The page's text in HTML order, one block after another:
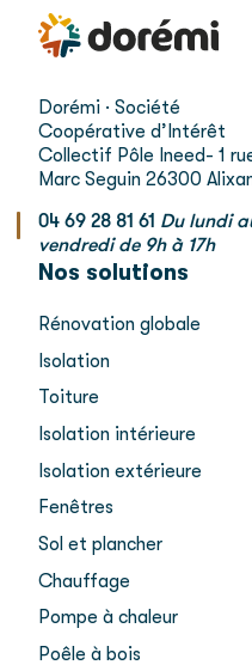
Dorémi · Société
Coopérative d’Intérêt
Collectif Pôle Ineed- 1
Marc Seguin 26300
04 69 28 81 61 Du lundi
vendredi de 9h à 17h
Nos solutions
Rénovation globale
Isolation
Toiture
Isolation intérieure
Isolation extérieure
Fenêtres
Sol et plancher
Chauffage
Pompe à chaleur
Poêle à bois